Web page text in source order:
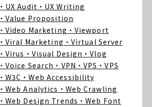
・UX Audit ・UX Writing
・Value Proposition
・Video Marketing ・Viewport
・Viral Marketing ・Virtual Server
・Virus ・Visual Design ・Vlog
・Voice Search ・VPN ・VPS ・VPS
・W3C ・Web Accessibility
・Web Analytics ・Web Crawling
・Web Design Trends ・Web Font